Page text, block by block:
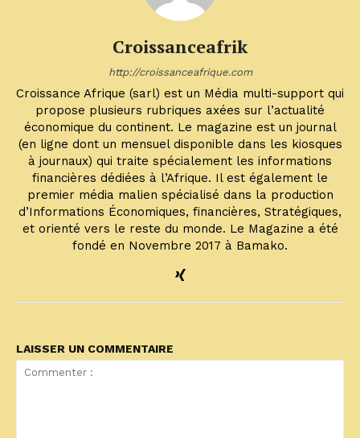
Croissanceafrik
http://croissanceafrique.com
Croissance Afrique (sarl) est un Média multi-support qui
propose plusieurs rubriques axées sur l’actualité
économique du continent. Le magazine est un journal
(en ligne dont un mensuel disponible dans les kiosques
à journaux) qui traite spécialement les informations
financières dédiées à l’Afrique. Il est également le
premier média malien spécialisé dans la production
d’Informations Économiques, financières, Stratégiques,
et orienté vers le reste du monde. Le Magazine a été
fondé en Novembre 2017 à Bamako.
LAISSER UN COMMENTAIRE